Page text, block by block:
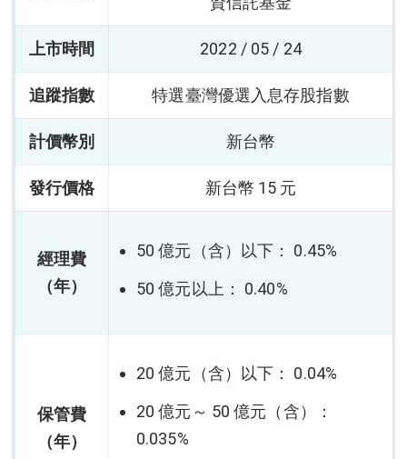
上市時間 2022 / 05 / 24
追蹤指數 特選臺灣優選入息存股指數
計價幣別 新台幣
發行價格 新台幣 15 元
經理費
（年）
50 億元（含）以下： 0.45%
50 億元以上： 0.40%
保管費
（年）
20 億元（含）以下： 0.04%
20 億元～ 50 億元（含）：
0.035%